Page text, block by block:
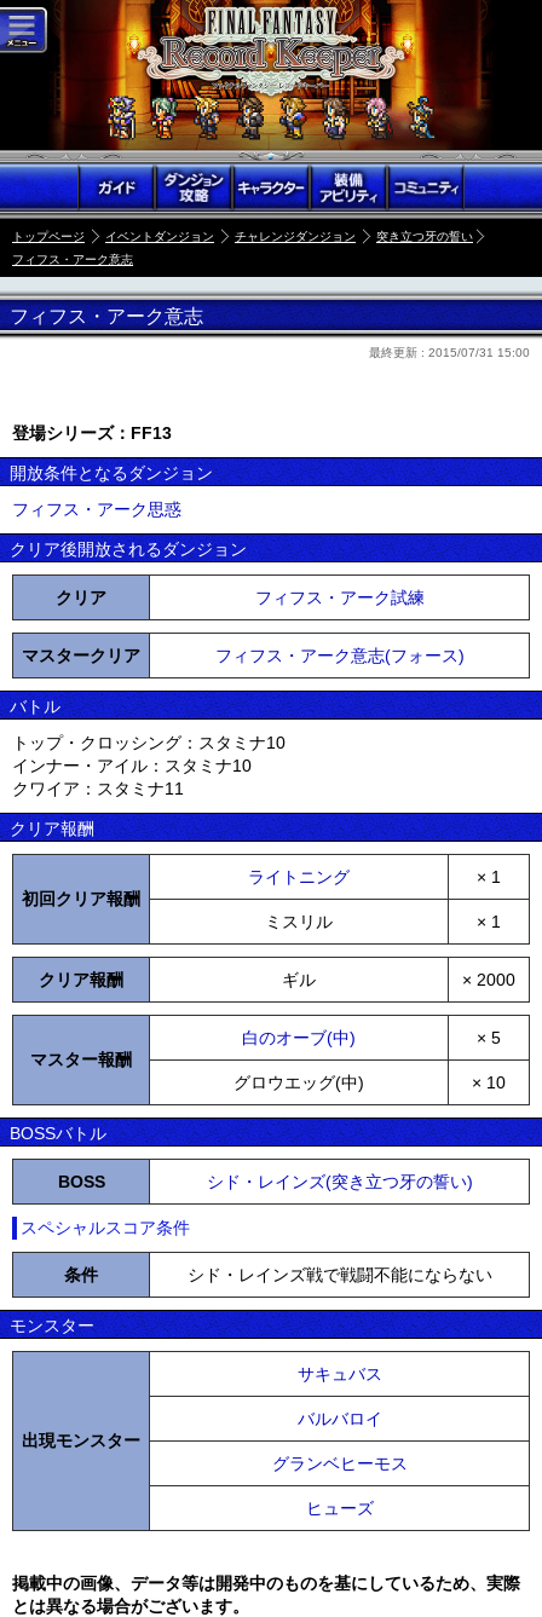
トップページ イベントダンジョン チャレンジダンジョン
突き立つ牙の誓い
フィフス・アーク意志
フィフス・アーク意志
最終更新 : 2015/07/31 15:00
登場シリーズ：FF13
開放条件となるダンジョン
フィフス・アーク思惑
クリア後開放されるダンジョン
クリア フィフス・アーク試練
マスタークリア フィフス・アーク意志(フォース)
バトル
トップ・クロッシング：スタミナ10
インナー・アイル：スタミナ10
クワイア：スタミナ11
クリア報酬
初回クリア報酬
ライトニング × 1
ミスリル × 1
クリア報酬 ギル × 2000
マスター報酬
白のオーブ(中) × 5
グロウエッグ(中) × 10
BOSSバトル
BOSS シド・レインズ(突き立つ牙の誓い)
スペシャルスコア条件
条件 シド・レインズ戦で戦闘不能にならない
モンスター
出現モンスター
サキュバス
バルバロイ
グランベヒーモス
ヒューズ
掲載中の画像、データ等は開発中のものを基にしているため、実際
とは異なる場合がございます。